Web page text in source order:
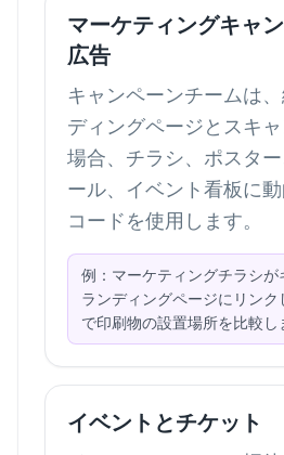
マーケティングキャ
広告
キャンペーンチームは
ディングページとスキ
場合、チラシ、ポスタ
ール、イベント看板に
コードを使用します。
例：マーケティングチラシが
ランディングページにリン
で印刷物の設置場所を比較し
イベントとチケット